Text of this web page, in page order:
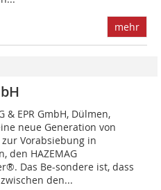
mehr
& EPR GmbH, Dülmen,
neue Generation von
Vorabsiebung in
den HAZEMAG
Das Be-sondere ist, dass
den...